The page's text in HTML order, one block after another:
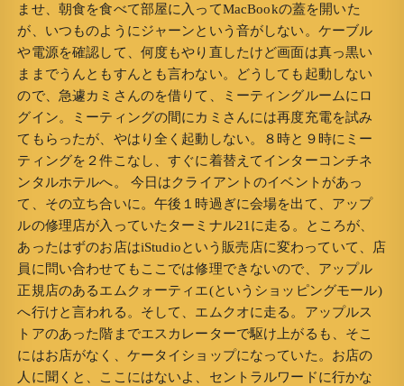
ませ、朝食を食べて部屋に入ってMacBookの蓋を開いた
が、いつものようにジャーンという音がしない。ケーブル
や電源を確認して、何度もやり直したけど画面は真っ黒い
ままでうんともすんとも言わない。どうしても起動しない
ので、急遽カミさんのを借りて、ミーティングルームにロ
グイン。ミーティングの間にカミさんには再度充電を試み
てもらったが、やはり全く起動しない。８時と９時にミー
ティングを２件こなし、すぐに着替えてインターコンチネ
ンタルホテルへ。 今日はクライアントのイベントがあっ
て、その立ち合いに。午後１時過ぎに会場を出て、アップ
ルの修理店が入っていたターミナル21に走る。ところが、
あったはずのお店はiStudioという販売店に変わっていて、店
員に問い合わせてもここでは修理できないので、アップル
正規店のあるエムクォーティエ(というショッピングモール)
へ行けと言われる。そして、エムクオに走る。アップルス
トアのあった階までエスカレーターで駆け上がるも、そこ
にはお店がなく、ケータイショップになっていた。お店の
人に聞くと、ここにはないよ、セントラルワードに行かな